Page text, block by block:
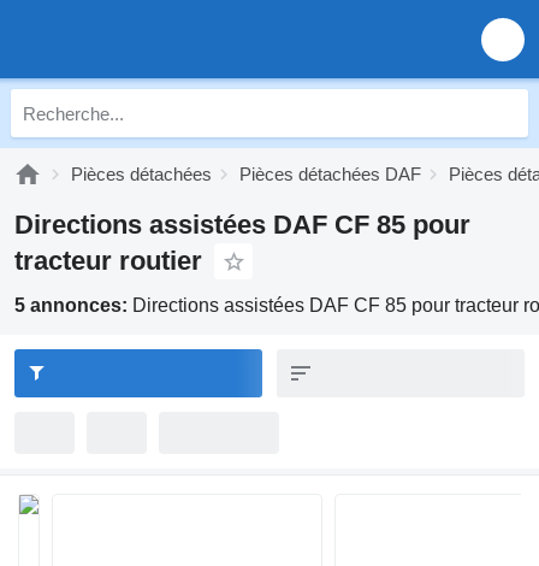
Pièces détachées Pièces détachées DAF Pièces
Directions assistées DAF CF 85 pour
tracteur routier
5 annonces: Directions assistées DAF CF 85 pour tracteur